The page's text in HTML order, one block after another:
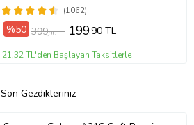
(1062)
%50 399,90 TL 199,90 TL
21,32 TL'den Başlayan Taksitlerle
Son Gezdikleriniz